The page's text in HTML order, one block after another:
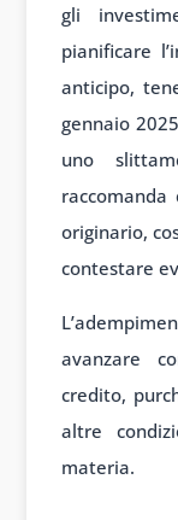
gli
pianificare
anticipo,
gennaio
uno
originario,
contestare
avanzare
credito,
altre
materia.